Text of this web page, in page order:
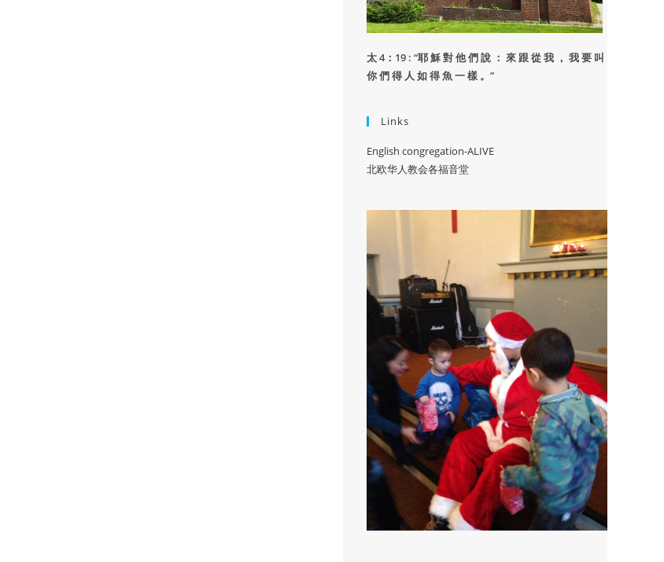
太 4：19 : “耶 穌 對 他 們 說 ： 來 跟 從 我 ， 我 要 叫
你 們 得 人 如 得 魚 一 樣 。”
Links
English congregation-ALIVE
北欧华人教会各福音堂